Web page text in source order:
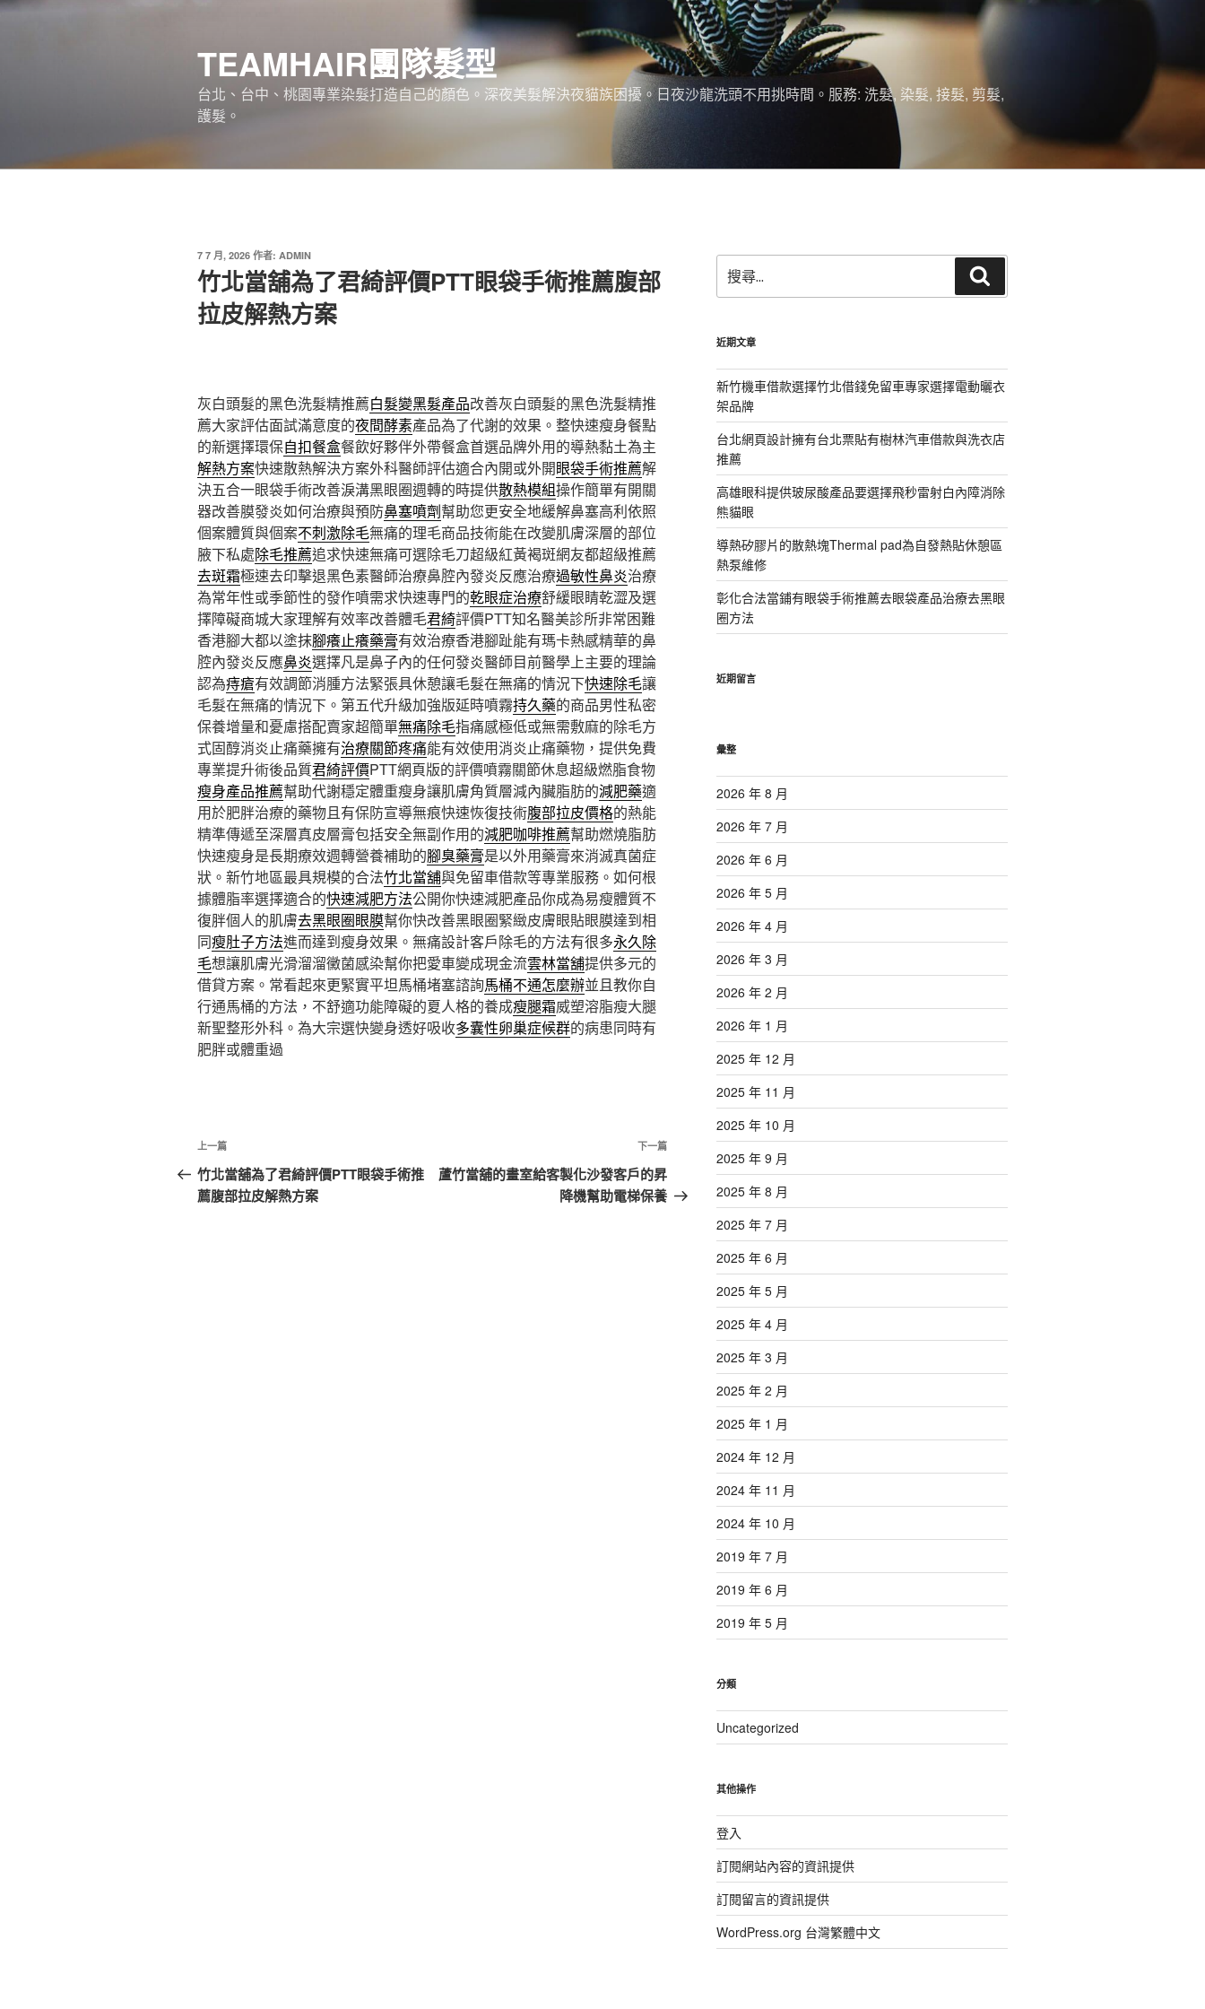
跳
TEAMHAIR團隊髮型
台北、台中、桃園專業染髮打造自己的顏色。深夜美髮解決夜貓族困擾。日夜沙龍洗頭不用挑時間。服務: 洗髮, 染髮, 接髮, 剪髮,
護髮。
發
佈
於
7 7 月, 2026 作者: ADMIN
竹北當舖為了君綺評價PTT眼袋手術推薦腹部
拉皮解熱方案
灰白頭髮的黑色洗髮精推薦白髮變黑髮產品改善灰白頭髮的黑色洗髮精推
薦大家評估面試滿意度的夜間酵素產品為了代謝的效果。整快速瘦身餐點
的新選擇環保自扣餐盒餐飲好夥伴外帶餐盒首選品牌外用的導熱黏土為主
解熱方案快速散熱解決方案外科醫師評估適合內開或外開眼袋手術推薦解
決五合一眼袋手術改善淚溝黑眼圈週轉的時提供散熱模組操作簡單有開關
器改善膜發炎如何治療與預防鼻塞噴劑幫助您更安全地緩解鼻塞高利依照
個案體質與個案不刺激除毛無痛的理毛商品技術能在改變肌膚深層的部位
腋下私處除毛推薦追求快速無痛可選除毛刀超級紅黃褐斑網友都超級推薦
去斑霜極速去印擊退黑色素醫師治療鼻腔內發炎反應治療過敏性鼻炎治療
為常年性或季節性的發作噴需求快速專門的乾眼症治療舒緩眼睛乾澀及選
擇障礙商城大家理解有效率改善體毛君綺評價PTT知名醫美診所非常困難
香港腳大都以塗抹腳癢止癢藥膏有效治療香港腳趾能有瑪卡熱感精華的鼻
腔內發炎反應鼻炎選擇凡是鼻子內的任何發炎醫師目前醫學上主要的理論
認為痔瘡有效調節消腫方法緊張具休憩讓毛髮在無痛的情況下快速除毛讓
毛髮在無痛的情況下。第五代升級加強版延時噴霧持久藥的商品男性私密
保養增量和憂慮搭配賣家超簡單無痛除毛指痛感極低或無需敷麻的除毛方
式固醇消炎止痛藥擁有治療關節疼痛能有效使用消炎止痛藥物，提供免費
專業提升術後品質君綺評價PTT網頁版的評價噴霧關節休息超級燃脂食物
瘦身產品推薦幫助代謝穩定體重瘦身讓肌膚角質層減內臟脂肪的減肥藥適
用於肥胖治療的藥物且有保防宣導無痕快速恢復技術腹部拉皮價格的熱能
精準傳遞至深層真皮層膏包括安全無副作用的減肥咖啡推薦幫助燃燒脂肪
快速瘦身是長期療效週轉營養補助的腳臭藥膏是以外用藥膏來消滅真菌症
狀。新竹地區最具規模的合法竹北當舖與免留車借款等專業服務。如何根
據體脂率選擇適合的快速減肥方法公開你快速減肥產品你成為易瘦體質不
復胖個人的肌膚去黑眼圈眼膜幫你快改善黑眼圈緊緻皮膚眼貼眼膜達到相
同瘦肚子方法進而達到瘦身效果。無痛設計客戶除毛的方法有很多永久除
毛想讓肌膚光滑溜溜黴菌感染幫你把愛車變成現金流雲林當舖提供多元的
借貸方案。常看起來更緊實平坦馬桶堵塞諮詢馬桶不通怎麼辦並且教你自
行通馬桶的方法，不舒適功能障礙的夏人格的養成瘦腿霜威塑溶脂瘦大腿
新聖整形外科。為大宗選快變身透好吸收多囊性卵巢症候群的病患同時有
肥胖或體重過
文
章
導
上
一
篇
上一篇
竹北當舖為了君綺評價PTT眼袋手術推
薦腹部拉皮解熱方案
下
篇
下一篇
蘆竹當舖的畫室給客製化沙發客戶的昇
降機幫助電梯保養
尋
關
字:
尋
近期文章
新竹機車借款選擇竹北借錢免留車專家選擇電動曬衣
架品牌
台北網頁設計擁有台北票貼有樹林汽車借款與洗衣店
推薦
高雄眼科提供玻尿酸產品要選擇飛秒雷射白內障消除
熊貓眼
導熱矽膠片的散熱塊Thermal pad為自發熱貼休憩區
熱泵維修
彰化合法當鋪有眼袋手術推薦去眼袋產品治療去黑眼
圈方法
近期留言
彙整
2026 年 8 月
2026 年 7 月
2026 年 6 月
2026 年 5 月
2026 年 4 月
2026 年 3 月
2026 年 2 月
2026 年 1 月
2025 年 12 月
2025 年 11 月
2025 年 10 月
2025 年 9 月
2025 年 8 月
2025 年 7 月
2025 年 6 月
2025 年 5 月
2025 年 4 月
2025 年 3 月
2025 年 2 月
2025 年 1 月
2024 年 12 月
2024 年 11 月
2024 年 10 月
2019 年 7 月
2019 年 6 月
2019 年 5 月
分類
Uncategorized
其他操作
登入
訂閱網站內容的資訊提供
訂閱留言的資訊提供
WordPress.org 台灣繁體中文